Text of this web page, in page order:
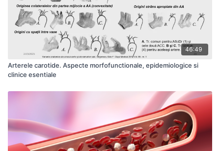
46:49
Arterele carotide. Aspecte morfofunctionale, epidemiologice si
clinice esentiale